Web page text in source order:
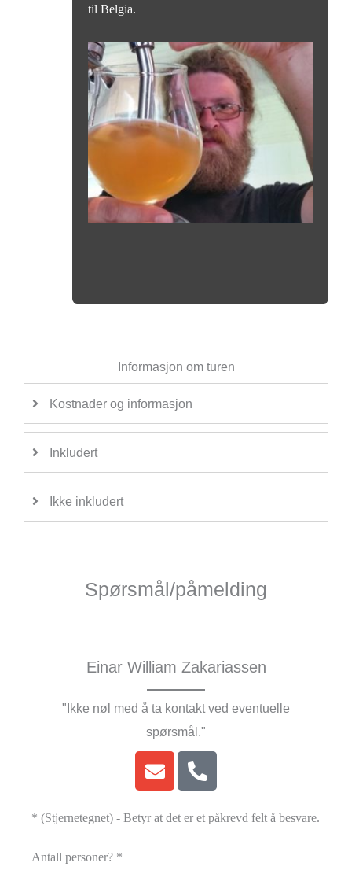
til Belgia.
Informasjon om turen
Kostnader og informasjon
Inkludert
Ikke inkludert
Spørsmål/påmelding
Einar William Zakariassen
"Ikke nøl med å ta kontakt ved eventuelle
spørsmål."
* (Stjernetegnet) - Betyr at det er et påkrevd felt å besvare.
Antall personer? *